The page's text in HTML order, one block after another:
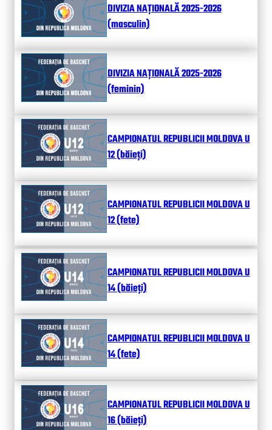
DIVIZIA NAȚIONALĂ 2025-2026
(masculin)
DIVIZIA NAȚIONALĂ 2025-2026
(feminin)
CAMPIONATUL REPUBLICII MOLDOVA U
12 (băieți)
CAMPIONATUL REPUBLICII MOLDOVA U
12 (fete)
CAMPIONATUL REPUBLICII MOLDOVA U
14 (băieți)
CAMPIONATUL REPUBLICII MOLDOVA U
14 (fete)
CAMPIONATUL REPUBLICII MOLDOVA U
16 (băieți)